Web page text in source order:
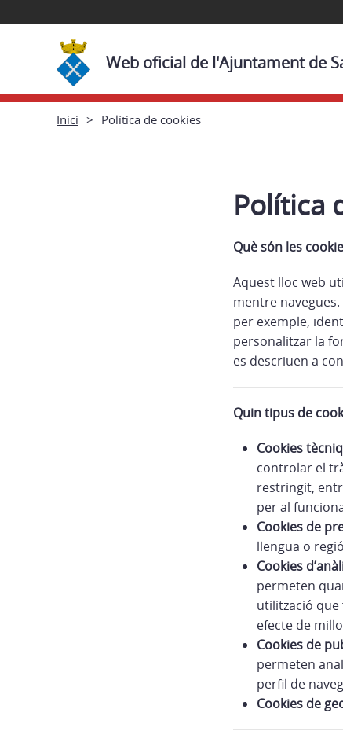
Web oficial de l'Ajuntament de
Inici Política de cookies
Política
Què són les
Aquest lloc web
mentre
per exemple,
personalitzar la
es descriuen a
Quin tipus de
Cookies
controlar el
restringit,
per al
Cookies de
llengua o
Cookies
permeten
utilització que
efecte de
Cookies de
permeten
perfil de
Cookies de